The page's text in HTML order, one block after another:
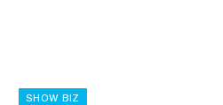
SHOW BIZ